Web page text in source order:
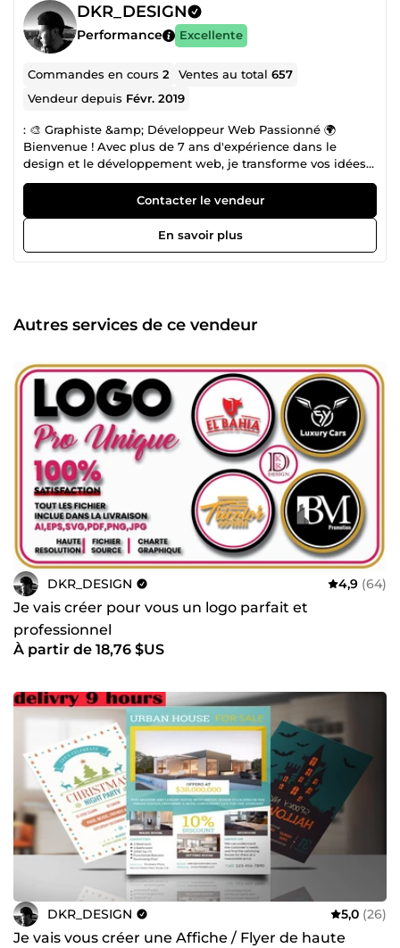
DKR_DESIGN
Performance Excellente
Commandes en cours2 Ventes au total657
Vendeur depuis Févr. 2019
: 🎨 Graphiste &amp; Développeur Web Passionné 🌍
Bienvenue ! Avec plus de 7 ans d'expérience dans le
design et le développement web, je transforme vos idées
en visuels percutants. Depuis mon enfance, la création est
bien plus qu’un métier pour moi : c’est une véritable
passion. Je vous accompagne dans tous vos projets
graphiques : logos, cartes de visite, flyers, affiches, posters,
brochures, et bien plus encore. Mon expertise inclut
mesure ✔ Un service rapide et de qualité 🚀 Donnez vie à
vos idées dès maintenant ! Contactez-moi pour un projet
Contacter le vendeur
En savoir plus
Autres services de ce vendeur
DKR_DESIGN 4,9 (64)
Je vais créer pour vous un logo parfait et
professionnel
À partir de 18,76 $US
DKR_DESIGN 5,0 (26)
Je vais vous créer une Affiche / Flyer de haute